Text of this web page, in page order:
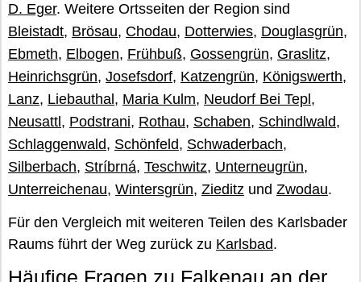
D. Eger. Weitere Ortsseiten der Region sind
Bleistadt, Brösau, Chodau, Dotterwies, Douglasgrün,
Ebmeth, Elbogen, Frühbuß, Gossengrün, Graslitz,
Heinrichsgrün, Josefsdorf, Katzengrün, Königswerth,
Lanz, Liebauthal , Maria Kulm, Neudorf Bei Tepl ,
Neusattl , Podstrani, Rothau, Schaben, Schindlwald,
Schlaggenwald, Schönfeld, Schwaderbach,
Silberbach, Stríbrná, Teschwitz, Unterneugrün,
Unterreichenau, Wintersgrün, Zieditz und Zwodau.
Für den Vergleich mit weiteren Teilen des Karlsbader
Raums führt der Weg zurück zu Karlsbad.
Häufige Fragen zu Falkenau an der